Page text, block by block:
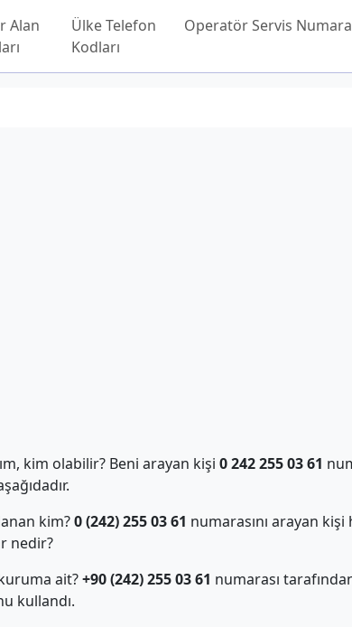
Alan
Ülke Telefon
Kodları
Operatör Servis
kim olabilir? Beni arayan kişi 0 242 255 03 61
kim?0 (242) 255 03 61 numarasını arayan
nedir?
ait?+90 (242) 255 03 61 numarası
kullandı.